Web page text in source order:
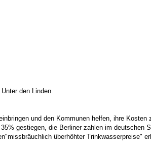
den Linden.
und den Kommunen helfen, ihre
gestiegen, die Berliner zahlen im deutschen
überhöhter Trinkwasserpreise"